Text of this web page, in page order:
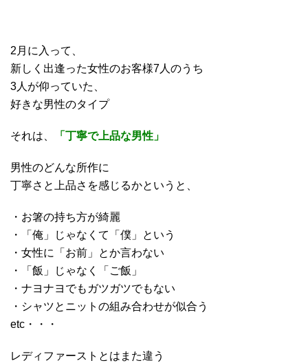
2月に入って、
新しく出逢った女性のお客様7人のうち
3人が仰っていた、
好きな男性のタイプ
それは、 「丁寧で上品な男性」
男性のどんな所作に
丁寧さと上品さを感じるかというと、
・お箸の持ち方が綺麗
・「俺」じゃなくて「僕」という
・女性に「お前」とか言わない
・「飯」じゃなく「ご飯」
・ナヨナヨでもガツガツでもない
・シャツとニットの組み合わせが似合う
etc・・・
レディファーストとはまた違う